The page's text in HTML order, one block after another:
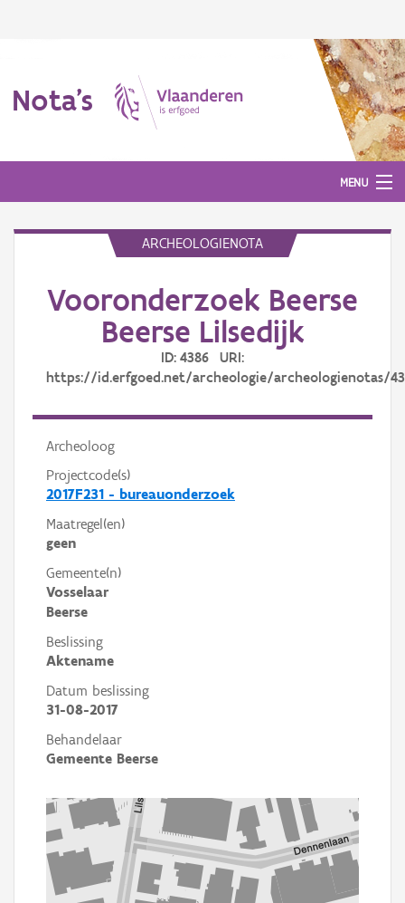
Nota's
MENU
Aanmelden
ARCHEOLOGIENOTA
Vooronderzoek Beerse
Beerse Lilsedijk
ID: 4386 URI:
https://id.erfgoed.net/archeologie/archeologienotas/
Archeoloog
Projectcode(s)
2017F231 - bureauonderzoek
Maatregel(en)
geen
Gemeente(n)
Vosselaar
Beerse
Beslissing
Aktename
Datum beslissing
31-08-2017
Behandelaar
Gemeente Beerse